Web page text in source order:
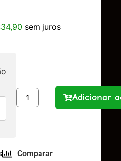
34,90 sem juros
Adicionar
Comparar